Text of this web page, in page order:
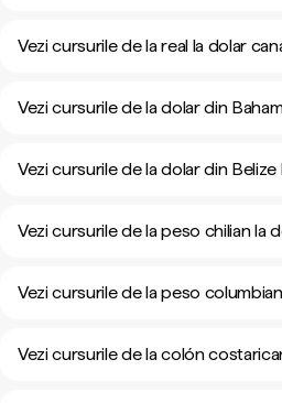
Vezi cursurile de la real la dolar
Vezi cursurile de la dolar din
Vezi cursurile de la dolar din
Vezi cursurile de la peso chilian la
Vezi cursurile de la peso
Vezi cursurile de la colón